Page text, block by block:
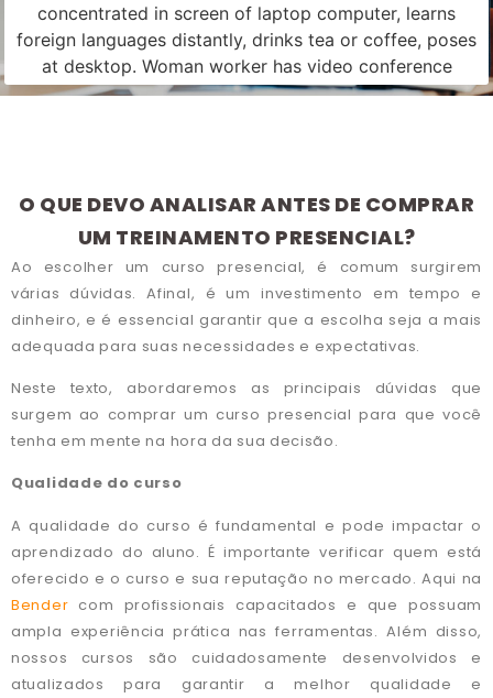
concentrated in screen of laptop computer, learns
foreign languages distantly, drinks tea or coffee, poses
at desktop. Woman worker has video conference
O QUE DEVO ANALISAR ANTES DE COMPRAR
UM TREINAMENTO PRESENCIAL?
Ao escolher um curso presencial, é comum surgirem
várias dúvidas. Afinal, é um investimento em tempo e
dinheiro, e é essencial garantir que a escolha seja a mais
adequada para suas necessidades e expectativas.
Neste texto, abordaremos as principais dúvidas que
surgem ao comprar um curso presencial para que você
tenha em mente na hora da sua decisão.
Qualidade do curso
A qualidade do curso é fundamental e pode impactar o
aprendizado do aluno. É importante verificar quem está
oferecido e o curso e sua reputação no mercado. Aqui na
Bender com profissionais capacitados e que possuam
ampla experiência prática nas ferramentas. Além disso,
nossos cursos são cuidadosamente desenvolvidos e
atualizados para garantir a melhor qualidade e